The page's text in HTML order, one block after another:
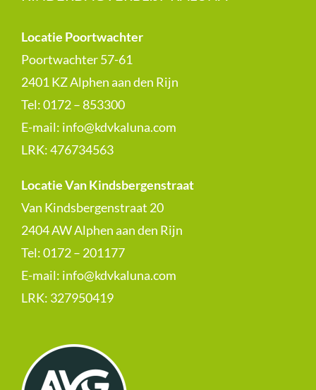
Locatie Poortwachter
Poortwachter 57-61
2401 KZ Alphen aan den Rijn
Tel: 0172 – 853300
E-mail: info@kdvkaluna.com
LRK:476734563
Locatie Van Kindsbergenstraat
Van Kindsbergenstraat 20
2404 AW Alphen aan den Rijn
Tel: 0172 – 201177
E-mail: info@kdvkaluna.com
LRK: 327950419